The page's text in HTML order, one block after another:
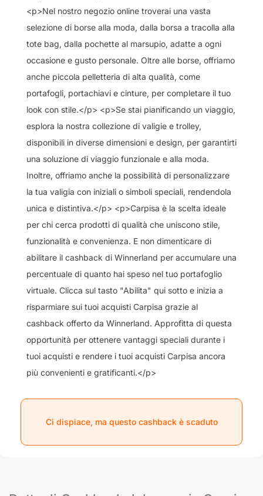
<p>Nel nostro negozio online troverai una vasta
selezione di borse alla moda, dalla borsa a tracolla alla
tote bag, dalla pochette al marsupio, adatte a ogni
occasione e gusto personale. Oltre alle borse, offriamo
anche piccola pelletteria di alta qualità, come
portafogli, portachiavi e cinture, per completare il tuo
look con stile.</p> <p>Se stai pianificando un viaggio,
esplora la nostra collezione di valigie e trolley,
disponibili in diverse dimensioni e design, per garantirti
una soluzione di viaggio funzionale e alla moda.
Inoltre, offriamo anche la possibilità di personalizzare
la tua valigia con iniziali o simboli speciali, rendendola
unica e distintiva.</p> <p>Carpisa è la scelta ideale
per chi cerca prodotti di qualità che uniscono stile,
funzionalità e convenienza. E non dimenticare di
abilitare il cashback di Winnerland per accumulare una
percentuale di quanto hai speso nel tuo portafoglio
virtuale. Clicca sul tasto "Abilita" qui sotto e inizia a
risparmiare sui tuoi acquisti Carpisa grazie al
cashback offerto da Winnerland. Approfitta di questa
opportunità per ottenere vantaggi speciali durante i
tuoi acquisti e rendere i tuoi acquisti Carpisa ancora
più convenienti e gratificanti.</p>
Ci dispiace, ma questo cashback è scaduto